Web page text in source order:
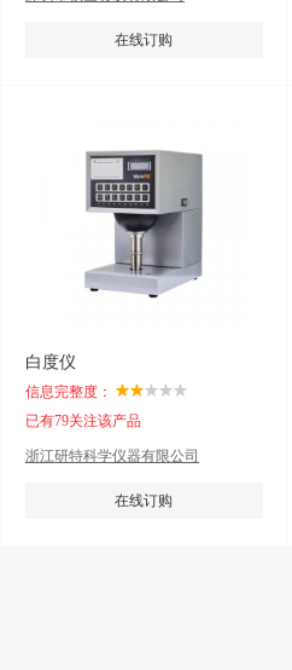
在线订购
白度仪
信息完整度：
已有79关注该产品
浙江研特科学仪器有限公司
在线订购